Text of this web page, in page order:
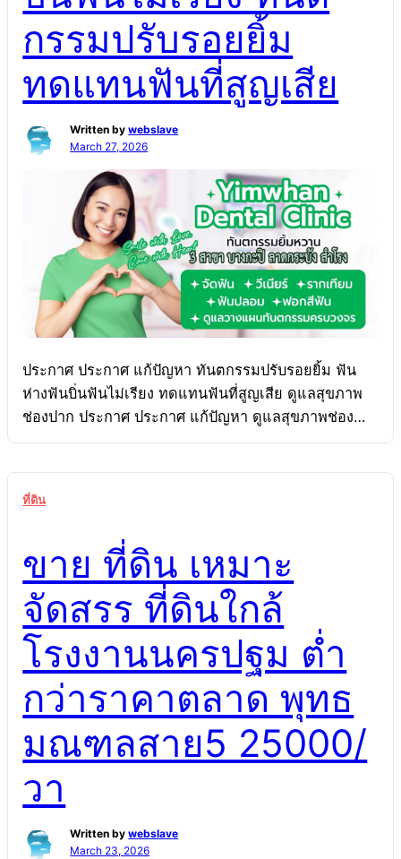
กรรมปรับรอยยิ้ม
ทดแทนฟันที่สูญเสีย
Written bywebslave
March 27, 2026
ประกาศ ประกาศ แก้ปัญหา ทันตกรรมปรับรอยยิ้ม ฟัน
ห่างฟันบิ่นฟันไม่เรียง ทดแทนฟันที่สูญเสีย ดูแลสุขภาพ
ช่องปาก ประกาศ ประกาศ แก้ปัญหา ดูแลสุขภาพช่อง
รอยยิ้ม ฟันห่างฟันบิ่นฟันไม่เรียง ยิ้ม บางกะปิ ลาดกระบัง
สูญเสีย ดูแลสุขภาพช่องปาก ครอบคลุมพื้นที่ บางกะปิ
ลาดกระบัง สำโรง ทันตกรรมปรับรอยยิ้ม บางกะปิ
ลาดกระบัง สำโรง แก้ปัญหา ฟันห่าง ฟันบิ่น ฟันไม่เรียง
ทดแทนฟันที่สูญเสีย ดูแลสุขภาพช่องปาก ครอบคลุมพื้นที่
บางกะปิ ลาดกระบัง สำโรง การดูแลสุขภาพฟันและ
เหงือก สำหรับผู้ที่ต้องการ ปรับรูปลักษณ์ของรอยยิ้ม ฟื้นฟู
ฟันที่สูญเสีย และดูแลฟันในระยะยาว โดยทีมทันตแพทย์
ประสบการณ์ […]
ที่ดิน
ขาย ที่ดิน เหมาะ
จัดสรร ที่ดินใกล้
โรงงานนครปฐม ต่ำ
กว่าราคาตลาด พุทธ
มณฑลสาย5 25000/
วา
Written bywebslave
March 23, 2026